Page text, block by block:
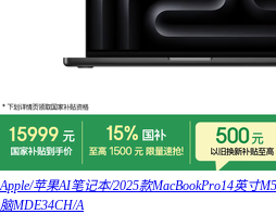
Apple/苹果AI笔记本/2025款MacBookPro14英寸
脑MDE34CH/A